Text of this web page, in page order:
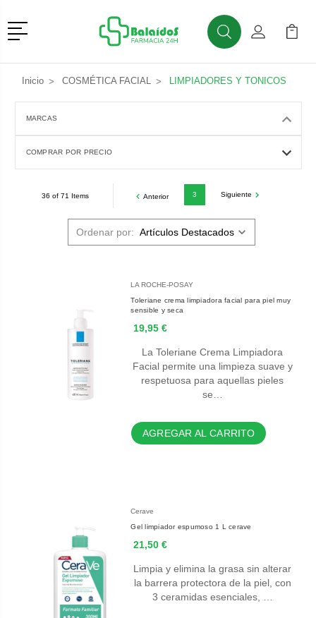
Menú
BuscarMi Cuenta
Mi
Inicio COSMÉTICA FACIAL LIMPIADORES Y TONICOS
MARCAS
COMPRAR POR PRECIO
36 of 71 Items Anterior 3 Siguiente
Ordenar por:
LA ROCHE-POSAY
Toleriane crema limpiadora facial para piel muy
sensible y seca
19,95 €
La Toleriane Crema Limpiadora
Facial permite una limpieza suave y
respetuosa para aquellas pieles
se…
AGREGAR AL CARRITO
Cerave
Gel limpiador espumoso 1 L cerave
21,50 €
Limpia y elimina la grasa sin alterar
la barrera protectora de la piel, con
3 ceramidas esenciales, …